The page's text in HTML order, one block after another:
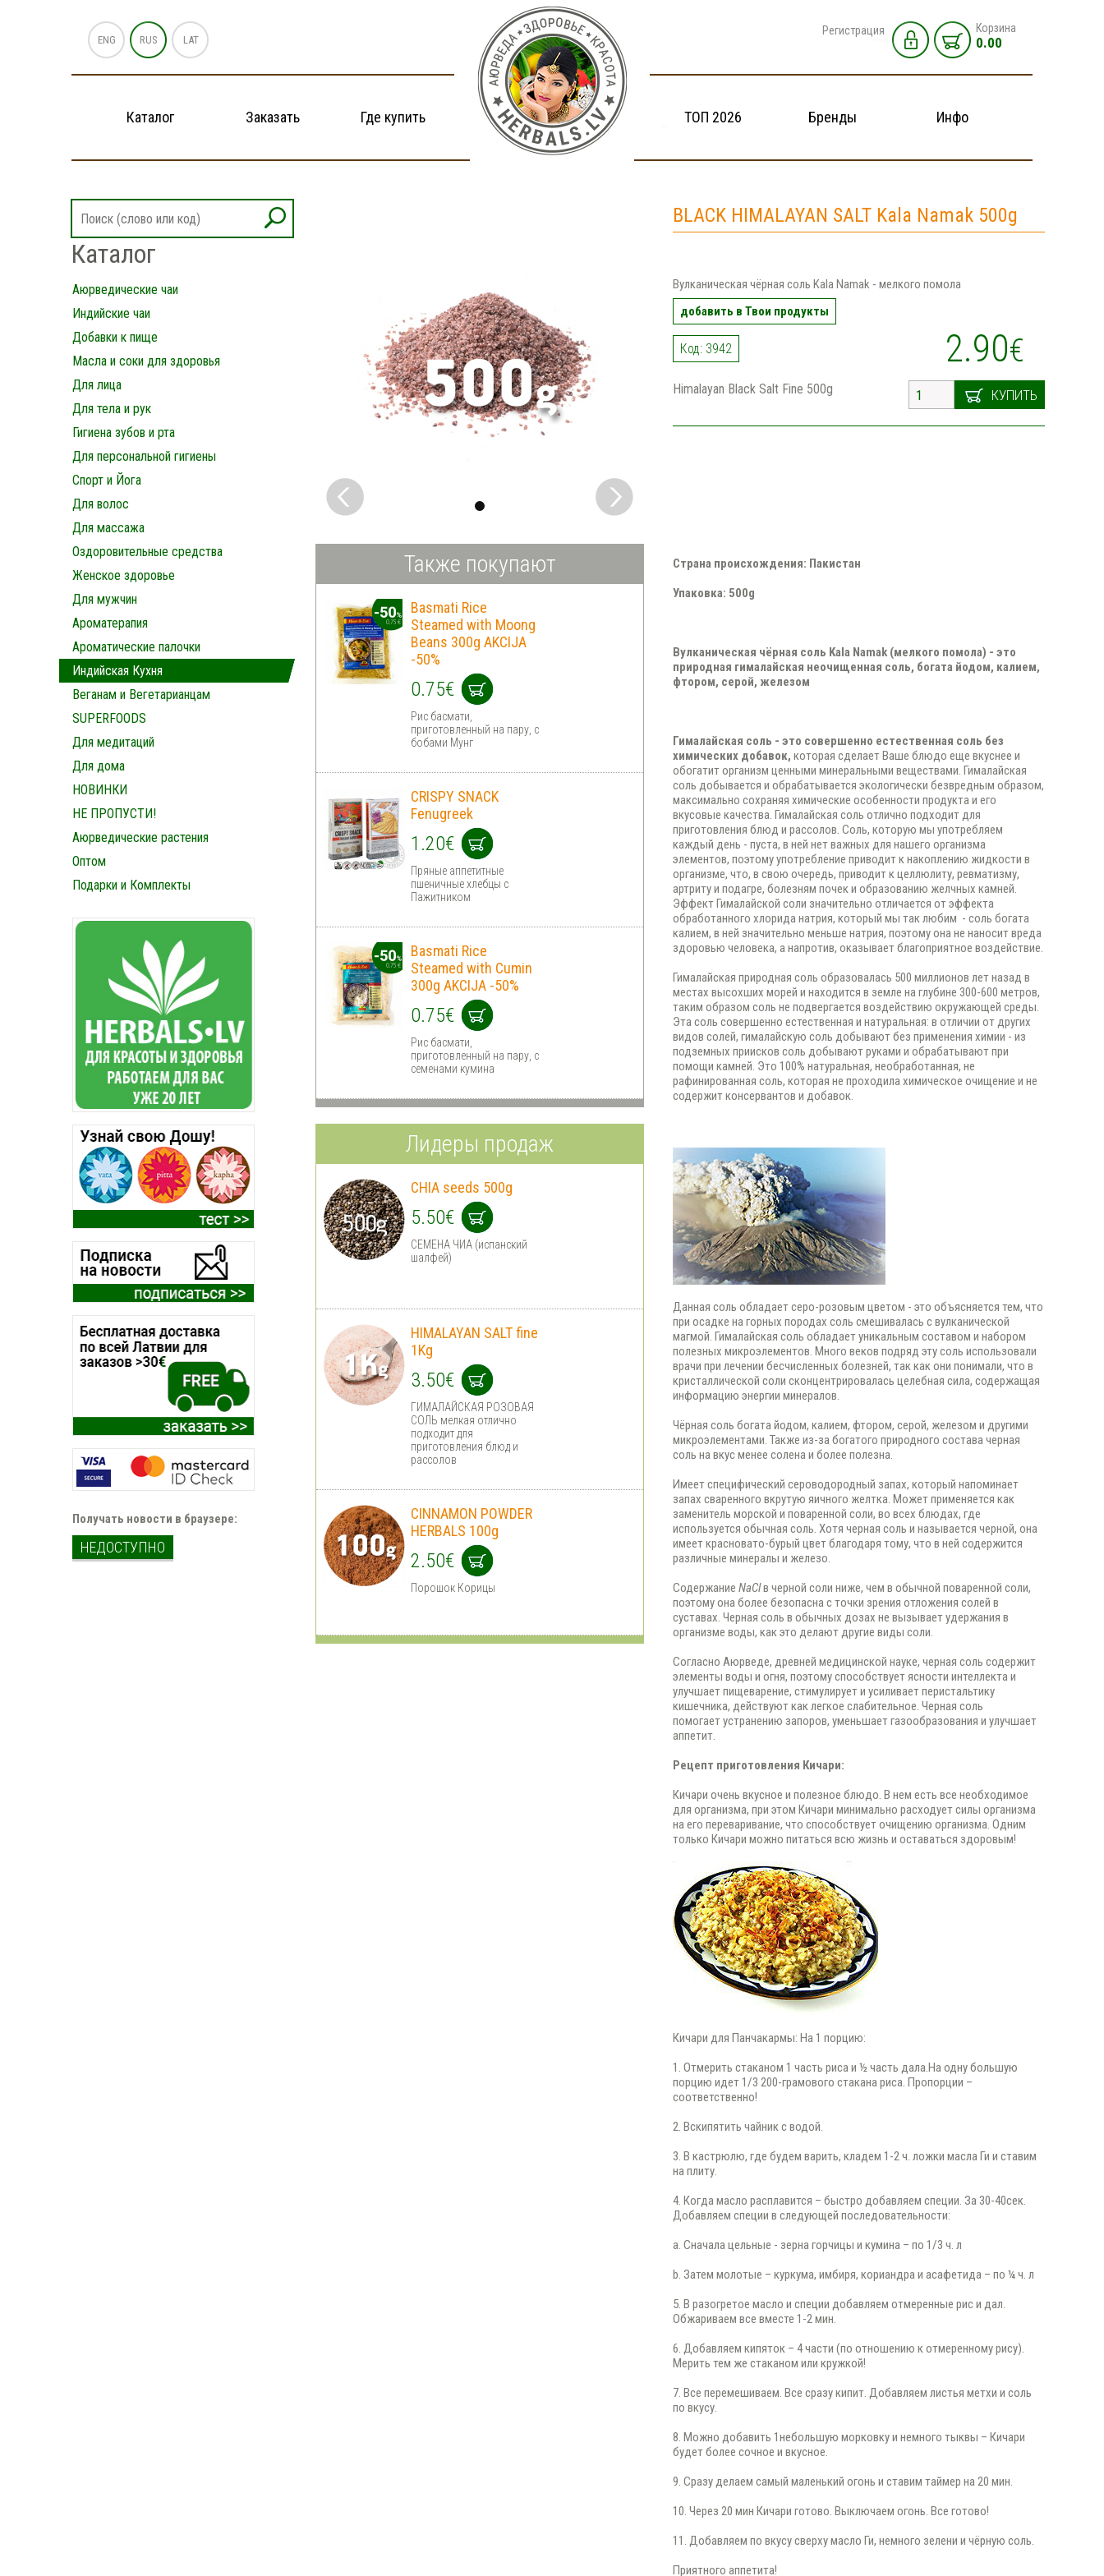
ENG RUS LAT
Регистрация Корзина
0.00
Каталог Заказать Где купить ТОП 2026 Бренды Инфо
Каталог
Аюрведические чаи
Индийские чаи
Добавки к пище
Масла и соки для здоровья
Для лица
Для тела и рук
Гигиена зубов и рта
Для персональной гигиены
Спорт и Йога
Для волос
Для массажа
Оздоровительные средства
Женское здоровье
Для мужчин
Ароматерапия
Ароматические палочки
Индийская Кухня
Веганам и Вегетарианцам
SUPERFOODS
Для медитаций
Для дома
НОВИНКИ
НЕ ПРОПУСТИ!
Аюрведические растения
Оптом
Подарки и Комплекты
Получать новости в браузере:
НЕДОСТУПНО
BLACK HIMALAYAN SALT Kala Namak 500g
Вулканическая чёрная соль Kala Namak - мелкого помола
добавить в Твои продукты
Код: 3942 2.90€
КУПИТЬ
Himalayan Black Salt Fine 500g
Страна происхождения: Пакистан
Упаковка: 500g
Вулканическая чёрная соль Kala Namak (мелкого помола) - это
природная гималайская неочищенная соль, богата йодом, калием,
фтором, серой, железом
Гималайская соль - это совершенно естественная соль без
химических добавок, которая сделает Ваше блюдо еще вкуснее и
обогатит организм ценными минеральными веществами. Гималайская
соль добывается и обрабатывается экологически безвредным образом,
максимально сохраняя химические особенности продукта и его
вкусовые качества. Гималайская соль отлично подходит для
приготовления блюд и рассолов. Соль, которую мы употребляем
каждый день - пуста, в ней нет важных для нашего организма
элементов, поэтому употребление приводит к накоплению жидкости в
организме, что, в свою очередь, приводит к целлюлиту, ревматизму,
артриту и подагре, болезням почек и образованию желчных камней.
Эффект Гималайской соли значительно отличается от эффекта
обработанного хлорида натрия, который мы так любим - соль богата
калием, в ней значительно меньше натрия, поэтому она не наносит вреда
здоровью человека, а напротив, оказывает благоприятное воздействие.
Гималайская природная соль образовалась 500 миллионов лет назад в
местах высохших морей и находится в земле на глубине 300-600 метров,
таким образом соль не подвергается воздействию окружающей среды.
Эта соль совершенно естественная и натуральная: в отличии от других
видов солей, гималайскую соль добывают без применения химии - из
подземных приисков соль добывают руками и обрабатывают при
помощи камней. Это 100% натуральная, необработанная, не
рафинированная соль, которая не проходила химическое очищение и не
содержит консервантов и добавок.
Данная соль обладает серо-розовым цветом - это объясняется тем, что
при осадке на горных породах соль смешивалась с вулканической
магмой. Гималайская соль обладает уникальным составом и набором
полезных микроэлементов. Много веков подряд эту соль использовали
врачи при лечении бесчисленных болезней, так как они понимали, что в
кристаллической соли сконцентрировалась целебная сила, содержащая
информацию энергии минералов.
Чёрная соль богата йодом, калием, фтором, серой, железом и другими
микроэлементами. Также из-за богатого природного состава черная
соль на вкус менее солена и более полезна.
Имеет специфический сероводородный запах, который напоминает
запах сваренного вкрутую яичного желтка. Может применяется как
заменитель морской и поваренной соли, во всех блюдах, где
используется обычная соль. Хотя черная соль и называется черной, она
имеет красновато-бурый цвет благодаря тому, что в ней содержится
различные минералы и железо.
Содержание NaClв черной соли ниже, чем в обычной поваренной соли,
поэтому она более безопасна с точки зрения отложения солей в
суставах. Черная соль в обычных дозах не вызывает удержания в
организме воды, как это делают другие виды соли.
Согласно Аюрведе, древней медицинской науке, черная соль содержит
элементы воды и огня, поэтому способствует ясности интеллекта и
улучшает пищеварение, стимулирует и усиливает перистальтику
кишечника, действуют как легкое слабительное. Черная соль
помогает устранению запоров, уменьшает газообразования и улучшает
аппетит.
Рецепт приготовления Кичари:
Кичари очень вкусное и полезное блюдо. В нем есть все необходимое
для организма, при этом Кичари минимально расходует силы организма
на его переваривание, что способствует очищению организма. Одним
только Кичари можно питаться всю жизнь и оставаться здоровым!
Кичари для Панчакармы: На 1 порцию:
1. Отмерить стаканом 1 часть риса и ½ часть дала.На одну большую
порцию идет 1/3 200-грамового стакана риса. Пропорции –
соответственно!
2. Вскипятить чайник с водой.
3. В кастрюлю, где будем варить, кладем 1-2 ч. ложки масла Ги и ставим
на плиту.
4. Когда масло расплавится – быстро добавляем специи. За 30-40сек.
Добавляем специи в следующей последовательности:
a. Сначала цельные - зерна горчицы и кумина – по 1/3 ч. л
b. Затем молотые – куркума, имбиря, кориандра и асафетида – по ¼ ч. л
5. В разогретое масло и специи добавляем отмеренные рис и дал.
Обжариваем все вместе 1-2 мин.
6. Добавляем кипяток – 4 части (по отношению к отмеренному рису).
Мерить тем же стаканом или кружкой!
7. Все перемешиваем. Все сразу кипит. Добавляем листья метхи и соль
по вкусу.
8. Можно добавить 1небольшую морковку и немного тыквы – Кичари
будет более сочное и вкусное.
9. Сразу делаем самый маленький огонь и ставим таймер на 20 мин.
10. Через 20 мин Кичари готово. Выключаем огонь. Все готово!
11. Добавляем по вкусу сверху масло Ги, немного зелени и чёрную соль.
Приятного аппетита!
Также покупают
Basmati Rice
Steamed with Moong
Beans 300g AKCIJA
-50%
0.75€
Рис басмати,
приготовленный на пару, с
бобами Мунг
CRISPY SNACK
Fenugreek
1.20€
Пряные аппетитные
пшеничные хлебцы с
Пажитником
Basmati Rice
Steamed with Cumin
300g AKCIJA -50%
0.75€
Рис басмати,
приготовленный на пару, с
семенами кумина
Лидеры продаж
CHIA seeds 500g
5.50€
СЕМЕНА ЧИА (испанский
шалфей)
HIMALAYAN SALT fine
1Kg
3.50€
ГИМАЛАЙСКАЯ РОЗОВАЯ
СОЛЬ мелкая отлично
подходит для
приготовления блюд и
рассолов
CINNAMON POWDER
HERBALS 100g
2.50€
Порошок Корицы